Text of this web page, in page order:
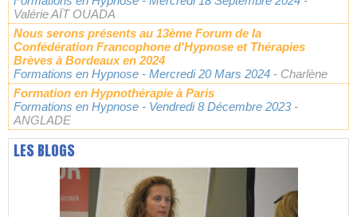
Valérie AÏT OUADA
Nous serons présents au 13ème Forum de la
Confédération Francophone d'Hypnose et Thérapies
Brèves à Bordeaux en 2024
Formations en Hypnose - Mercredi 20 Mars 2024 - Charlène
Formation en Hypnothérapie à Paris
Formations en Hypnose - Vendredi 8 Décembre 2023 -
ANGLADE
LES BLOGS